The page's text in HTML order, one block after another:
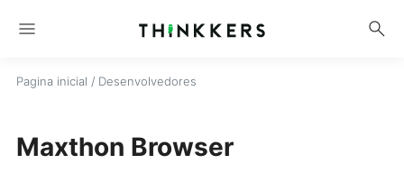
menu search
Pagina inicial / Desenvolvedores
Maxthon Browser